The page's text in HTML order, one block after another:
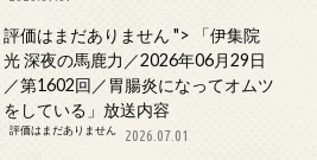
評価はまだありません ">
「伊集院
光 深夜の馬鹿力／2026年06月29日
／第1602回／胃腸炎になってオムツ
をしている」放送内容
評価はまだありません 2026.07.01